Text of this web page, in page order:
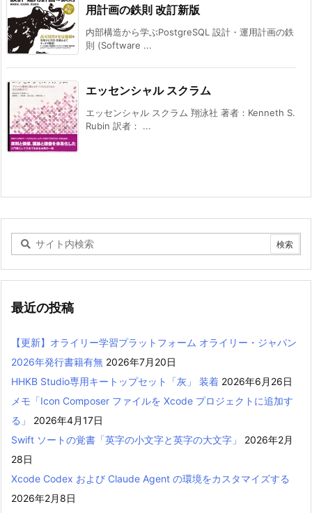
用計画の鉄則 改訂新版
内部構造から学ぶPostgreSQL 設計・運用計画の鉄
則 (Software ...
エッセンシャル スクラム
エッセンシャル スクラム 翔泳社 著者：Kenneth S.
Rubin 訳者： ...
最近の投稿
【更新】オライリー学習プラットフォーム オライリー・ジャパン
2026年発行書籍有無 2026年7月20日
HHKB Studio専用キートップセット「灰」 装着 2026年6月26日
メモ「Icon Composer ファイルを Xcode プロジェクトに追加す
る」
2026年4月17日
Swift ソートの覚書「英字の小文字と英字の大文字」
2026年2月
28日
Xcode Codex および Claude Agent の環境をカスタマイズする
2026年2月8日